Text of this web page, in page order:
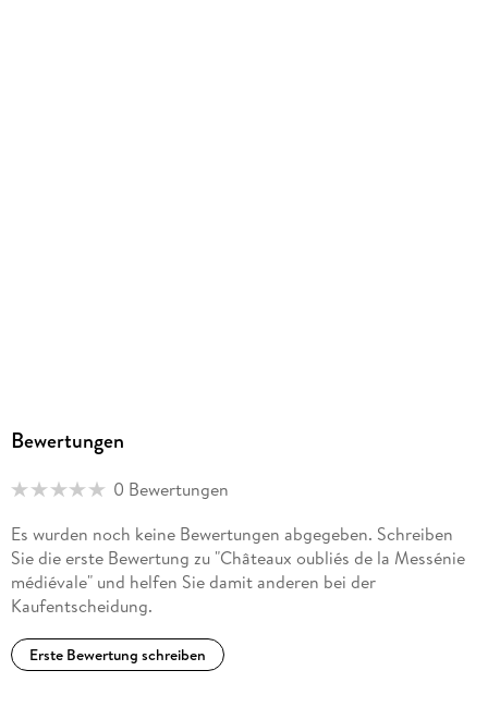
Bewertungen
0 Bewertungen
Es wurden noch keine Bewertungen abgegeben. Schreiben
Sie die erste Bewertung zu "Châteaux oubliés de la Messénie
médiévale" und helfen Sie damit anderen bei der
Kaufentscheidung.
Erste Bewertung schreiben